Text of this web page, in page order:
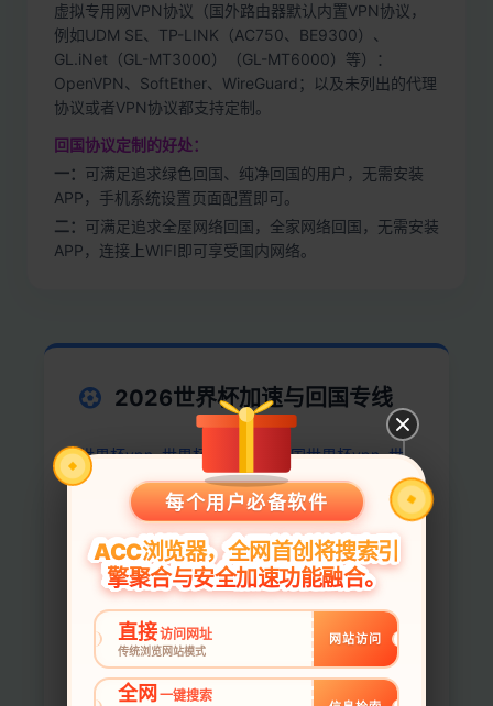
虚拟专用网VPN协议（国外路由器默认内置VPN协议，
例如UDM SE、TP-LINK（AC750、BE9300）、
GL.iNet（GL-MT3000）（GL-MT6000）等）：
OpenVPN、SoftEther、WireGuard；以及未列出的代理
协议或者VPN协议都支持定制。
回国协议定制的好处：
一： 可满足追求绿色回国、纯净回国的用户，无需安装
APP，手机系统设置页面配置即可。
二： 可满足追求全屋网络回国，全家网络回国，无需安装
APP，连接上WIFI即可享受国内网络。
2026世界杯加速与回国专线
世界杯vpn, 世界杯vpn回国, 回国世界杯vpn, 世
界杯加速器, 在外国越狱看世界杯 ip加速器, 回境
加速器, vpn回国, vpn回国线路, vpn翻回中国,
vpn翻回国内, vpn翻过去, 回國vpn, 国速办, 专门
为华人准备的加速器, 中国华人vpn, 复返vpn, 加
速中国, 加速器vpn, 加速器回归, 切换国内地址,
回城vpn, 回大陆的vpn, 回海vpn, 回链通, 国内
vpn, 境外翻回国软件, 大陆优化代理, 留华vpn,
直返通道, 直连回国, 翻回中国, 翻回大陆办理政
每个用户必备软件
ACC浏览器，全网首创将搜索引
擎聚合与安全加速功能融合。
直接访问网址
传统浏览网站模式
网站访问
全网 一键搜索